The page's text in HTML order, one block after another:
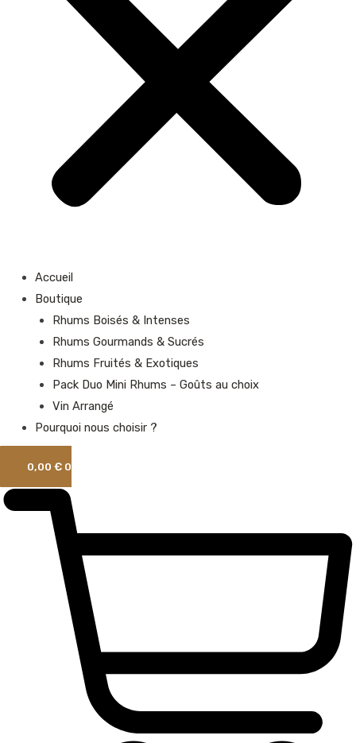
Accueil
Boutique
Rhums Boisés & Intenses
Rhums Gourmands & Sucrés
Rhums Fruités & Exotiques
Pack Duo Mini Rhums – Goûts au choix
Vin Arrangé
Pourquoi nous choisir ?
0,00 € 0